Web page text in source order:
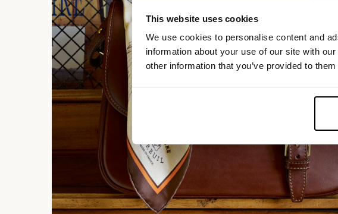
This website uses cookies
We use cookies to personalise content and
information about your use of our site with
other information that you’ve provided to